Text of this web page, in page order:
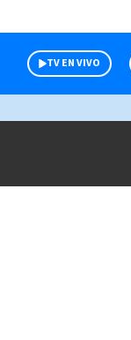
TV EN VIVO